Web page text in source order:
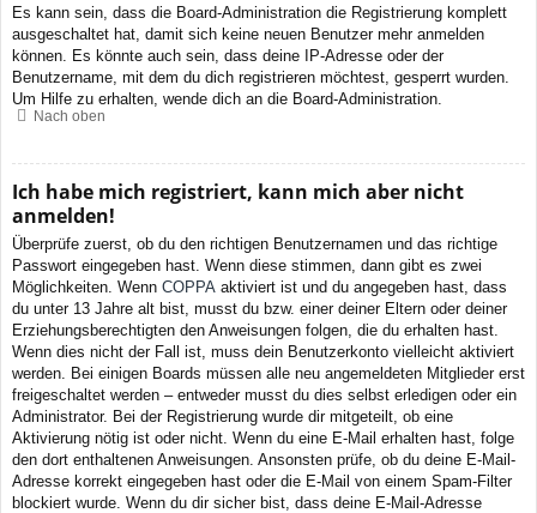
Es kann sein, dass die Board-Administration die Registrierung komplett
ausgeschaltet hat, damit sich keine neuen Benutzer mehr anmelden
können. Es könnte auch sein, dass deine IP-Adresse oder der
Benutzername, mit dem du dich registrieren möchtest, gesperrt wurden.
Um Hilfe zu erhalten, wende dich an die Board-Administration.
Nach oben
Ich habe mich registriert, kann mich aber nicht
anmelden!
Überprüfe zuerst, ob du den richtigen Benutzernamen und das richtige
Passwort eingegeben hast. Wenn diese stimmen, dann gibt es zwei
Möglichkeiten. Wenn COPPA aktiviert ist und du angegeben hast, dass
du unter 13 Jahre alt bist, musst du bzw. einer deiner Eltern oder deiner
Erziehungsberechtigten den Anweisungen folgen, die du erhalten hast.
Wenn dies nicht der Fall ist, muss dein Benutzerkonto vielleicht aktiviert
werden. Bei einigen Boards müssen alle neu angemeldeten Mitglieder erst
freigeschaltet werden – entweder musst du dies selbst erledigen oder ein
Administrator. Bei der Registrierung wurde dir mitgeteilt, ob eine
Aktivierung nötig ist oder nicht. Wenn du eine E-Mail erhalten hast, folge
den dort enthaltenen Anweisungen. Ansonsten prüfe, ob du deine E-Mail-
Adresse korrekt eingegeben hast oder die E-Mail von einem Spam-Filter
blockiert wurde. Wenn du dir sicher bist, dass deine E-Mail-Adresse